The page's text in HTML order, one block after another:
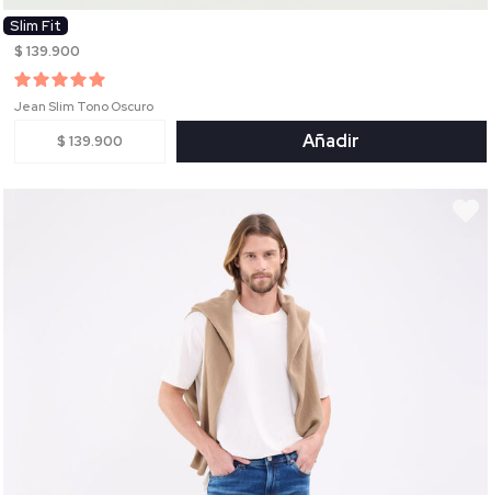
Slim Fit
$ 139.900
Jean Slim Tono Oscuro
$ 139.900 Añadir